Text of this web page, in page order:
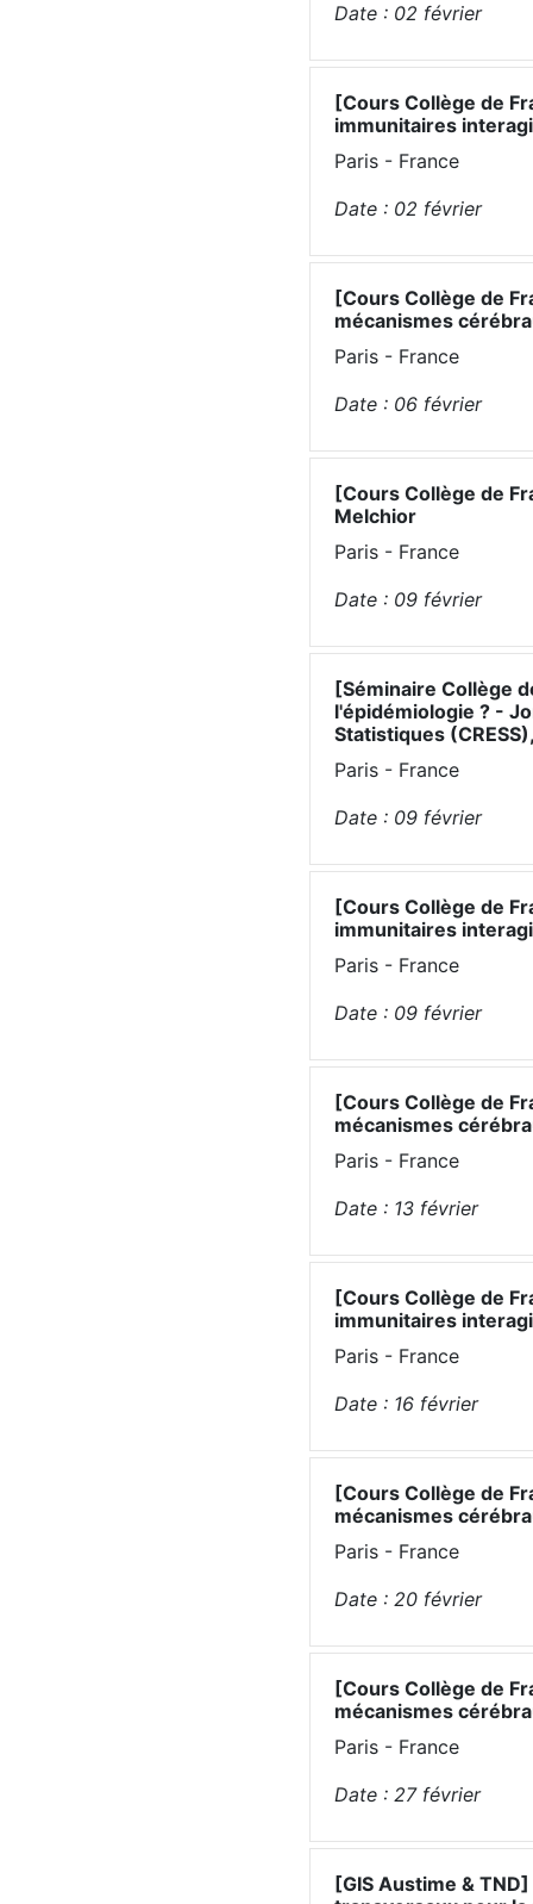
Date : 02 février
[Cours Collège de
immunitaires
Paris - France
Date : 02 février
[Cours Collège de
mécanismes
Paris - France
Date : 06 février
[Cours Collège de
Melchior
Paris - France
Date : 09 février
[Séminaire Collège
l'épidémiologie ? -
Statistiques
Paris - France
Date : 09 février
[Cours Collège de
immunitaires
Paris - France
Date : 09 février
[Cours Collège de
mécanismes
Paris - France
Date : 13 février
[Cours Collège de
immunitaires
Paris - France
Date : 16 février
[Cours Collège de
mécanismes
Paris - France
Date : 20 février
[Cours Collège de
mécanismes
Paris - France
Date : 27 février
[GIS Austime &